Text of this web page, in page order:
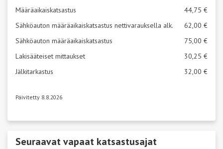
Määräaikaiskatsastus
44,75 €
Sähköauton määräaikaiskatsastus nettivarauksella alk.
62,00 €
Sähköauton määräaikaiskatsastus
75,00 €
Lakisääteiset mittaukset
30,25 €
Jälkitarkastus
32,00 €
Päivitetty 8.8.2026
Seuraavat vapaat katsastusajat